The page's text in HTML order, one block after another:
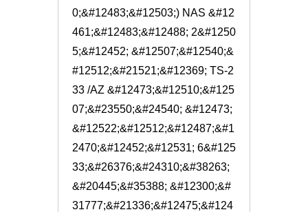
0;&#12483;&#12503;) NAS &#12
461;&#12483;&#12488; 2&#1250
5;&#12452; &#12507;&#12540;&
#12512;&#21521;&#12369; TS-2
33 /AZ &#12473;&#12510;&#125
07;&#23550;&#24540; &#12473;
&#12522;&#12512;&#12487;&#1
2470;&#12452;&#12531; 6&#125
33;&#26376;&#24310;&#38263;
&#20445;&#35388; &#12300;&#
31777;&#21336;&#12475;&#124